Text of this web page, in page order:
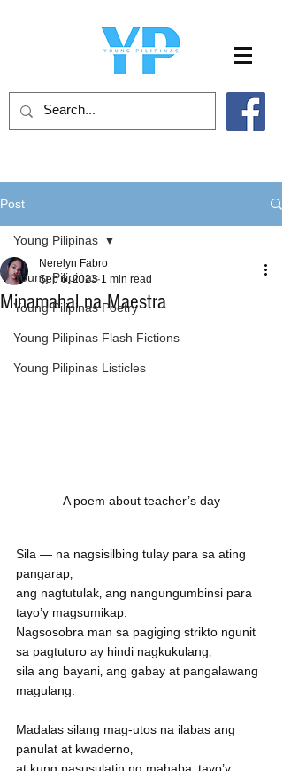
Post
Young Pilipinas
Young Pilipinas Poetry
Young Pilipinas Flash Fictions
Young Pilipinas Listicles
Young Pilipinas
Minamahal na Maestra
Nerelyn Fabro
Sep 6, 2023 1 min read
A poem about teacher’s day
Sila — na nagsisilbing tulay para sa ating
pangarap‚
ang nagtutulak‚ ang nangungumbinsi para
tayo’y magsumikap.
Nagsosobra man sa pagiging strikto ngunit
sa pagtuturo ay hindi nagkukulang‚
sila ang bayani‚ ang gabay at pangalawang
magulang.
Madalas silang mag-utos na ilabas ang
panulat at kwaderno‚